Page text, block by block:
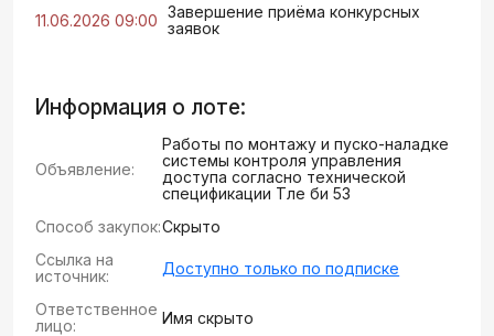
11.06.2026 09:00 Завершение приёма конкурсных
заявок
Информация о лоте:
Объявление:
Работы по монтажу и пуско-наладке
системы контроля управления
доступа согласно технической
спецификации Төле би 53
Способ закупок:Скрыто
Ссылка на
источник:
Доступно только по подписке
Ответственное
лицо:
Имя скрыто